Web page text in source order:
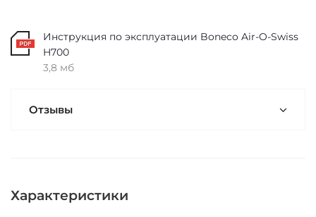
Инструкция по эксплуатации Boneco Air-O-Swiss
H700
3,8 мб
Отзывы
Характеристики